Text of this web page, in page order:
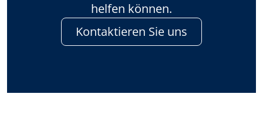
helfen können.
Kontaktieren Sie uns